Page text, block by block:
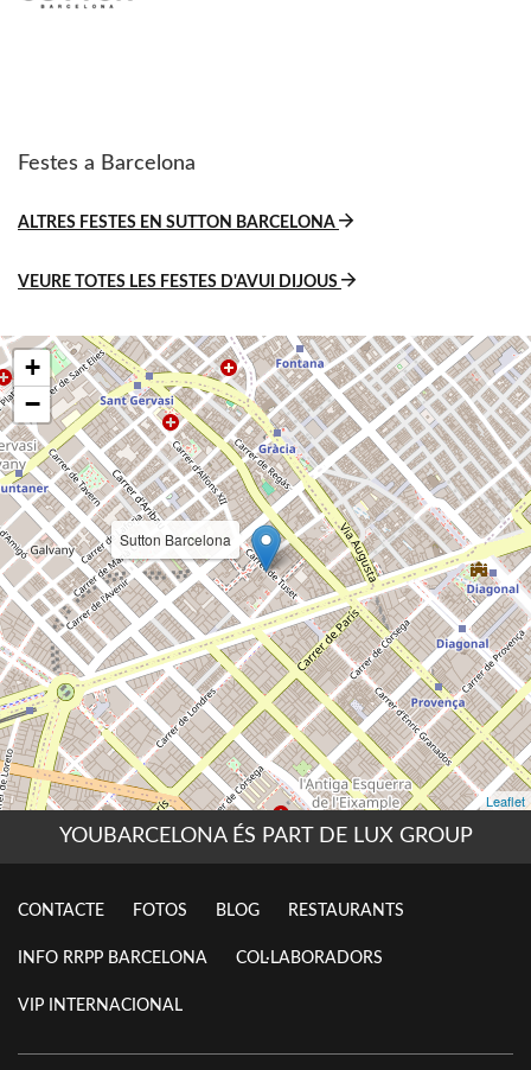
Festes a Barcelona
ALTRES FESTES EN SUTTON BARCELONA
VEURE TOTES LES FESTES D'AVUI DIJOUS
YOUBARCELONA ÉS PART DE LUX GROUP
CONTACTE FOTOS BLOG RESTAURANTS
INFO RRPP BARCELONA COL·LABORADORS
VIP INTERNACIONAL